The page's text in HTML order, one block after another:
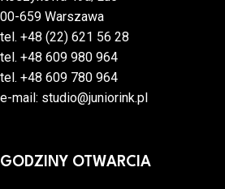
00-659 Warszawa
tel. +48 (22) 621 56 28
tel. +48 609 980 964
tel. +48 609 780 964
e-mail: studio@juniorink.pl
GODZINY OTWARCIA